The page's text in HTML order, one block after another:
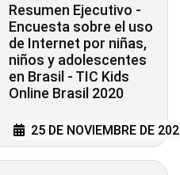
Resumen Ejecutivo -
Encuesta sobre el uso
de Internet por niñas,
niños y adolescentes
en Brasil - TIC Kids
Online Brasil 2020
25 DE NOVIEMBRE DE